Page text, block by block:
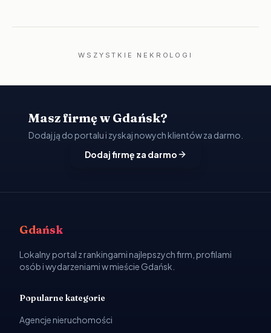
WSZYSTKIE NEKROLOGI
Masz firmę w Gdańsk?
Dodaj ją do portalu i zyskaj nowych klientów za darmo.
Dodaj firmę za darmo
Gdańsk
Lokalny portal z rankingami najlepszych firm, profilami
osób i wydarzeniami w mieście Gdańsk.
Popularne kategorie
Agencje nieruchomości